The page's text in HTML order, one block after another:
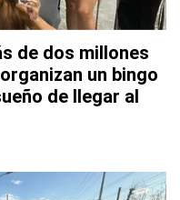
de dos millones
un bingo
de llegar al